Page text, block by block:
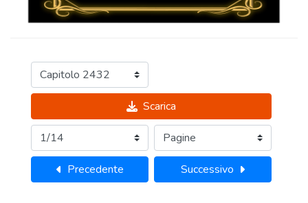
Scarica
Precedente Successivo